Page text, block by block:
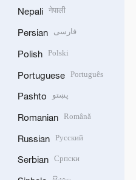
Nepali नेपाली
Persian فارسی
Polish Polski
Portuguese Português
Pashto پښتو
Romanian Română
Russian Русский
Serbian Српски